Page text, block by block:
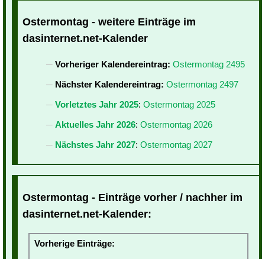
Ostermontag - weitere Einträge im
dasinternet.net-Kalender
Vorheriger Kalendereintrag: Ostermontag 2495
Nächster Kalendereintrag: Ostermontag 2497
Vorletztes Jahr 2025: Ostermontag 2025
Aktuelles Jahr 2026: Ostermontag 2026
Nächstes Jahr 2027: Ostermontag 2027
Ostermontag - Einträge vorher / nachher im
dasinternet.net-Kalender:
Vorherige Einträge: